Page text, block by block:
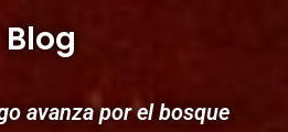
Blog
avanza por el bosque